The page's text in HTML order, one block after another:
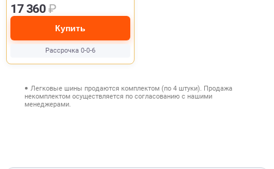
17 360₽
Купить
Рассрочка 0-0-6
Легковые шины продаются комплектом (по 4 штуки). Продажа
некомплектом осуществляется по согласованию с нашими
менеджерами.